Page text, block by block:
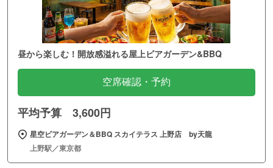
昼から楽しむ！開放感溢れる屋上ビアガーデン&BBQ
空席確認・予約
平均予算 3,600円
星空ビアガーデン＆BBQ スカイテラス 上野店 by天龍
上野駅／東京都